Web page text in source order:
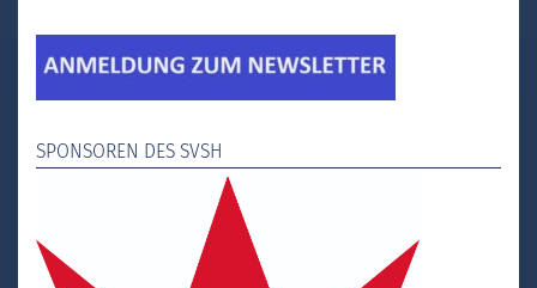
SPONSOREN DES SVSH